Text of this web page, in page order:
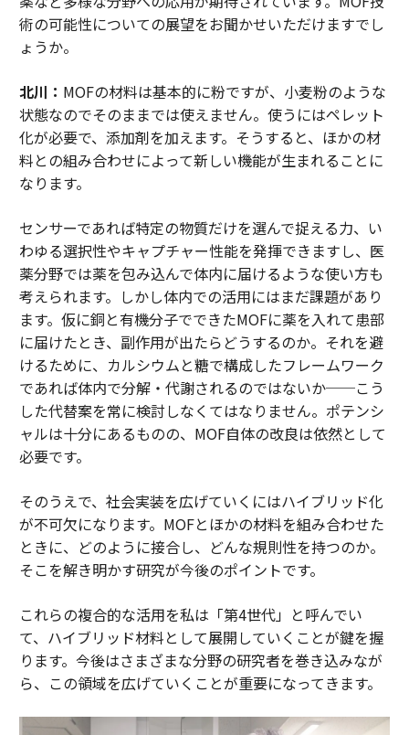
術の可能性についての展望をお聞かせいただけますでし
ょうか。
北川： MOFの材料は基本的に粉ですが、小麦粉のような
状態なのでそのままでは使えません。使うにはペレット
化が必要で、添加剤を加えます。そうすると、ほかの材
料との組み合わせによって新しい機能が生まれることに
なります。
センサーであれば特定の物質だけを選んで捉える力、い
わゆる選択性やキャプチャー性能を発揮できますし、医
薬分野では薬を包み込んで体内に届けるような使い方も
考えられます。しかし体内での活用にはまだ課題があり
ます。仮に銅と有機分子でできたMOFに薬を入れて患部
に届けたとき、副作用が出たらどうするのか。それを避
けるために、カルシウムと糖で構成したフレームワーク
であれば体内で分解・代謝されるのではないか──こう
した代替案を常に検討しなくてはなりません。ポテンシ
ャルは十分にあるものの、MOF自体の改良は依然として
必要です。
そのうえで、社会実装を広げていくにはハイブリッド化
が不可欠になります。MOFとほかの材料を組み合わせた
ときに、どのように接合し、どんな規則性を持つのか。
そこを解き明かす研究が今後のポイントです。
これらの複合的な活用を私は「第4世代」と呼んでい
て、ハイブリッド材料として展開していくことが鍵を握
ります。今後はさまざまな分野の研究者を巻き込みなが
ら、この領域を広げていくことが重要になってきます。